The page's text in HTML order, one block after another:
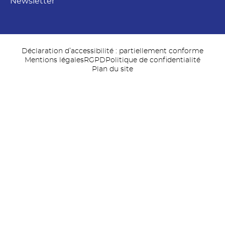
Déclaration d’accessibilité : partiellement conforme
Mentions légalesRGPD Politique de confidentialité
Plan du site